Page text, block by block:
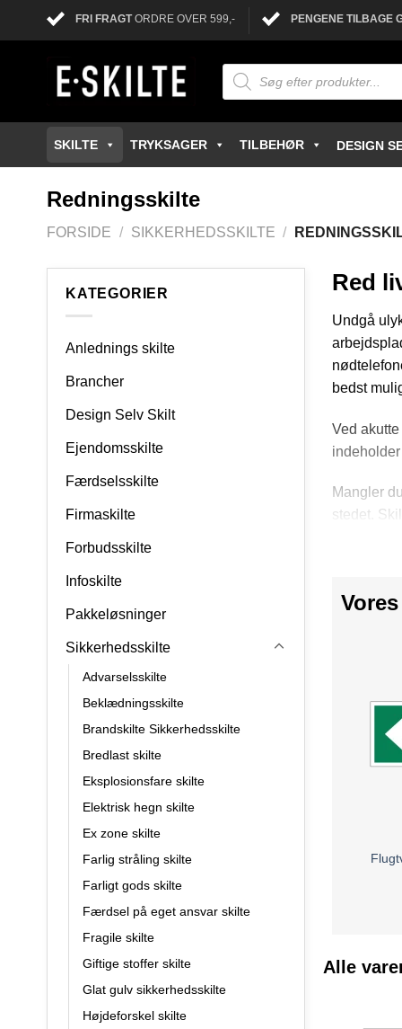
FRI FRAGTORDRE OVER 599,- PENGENE TILBAGE
SKILTE TRYKSAGER TILBEHØR DESIGN
Redningsskilte
FORSIDE / SIKKERHEDSSKILTE /
KATEGORIER
Anlednings skilte
Brancher
Design Selv Skilt
Ejendomsskilte
Færdselsskilte
Firmaskilte
Forbudsskilte
Infoskilte
Pakkeløsninger
Sikkerhedsskilte
Advarselsskilte
Beklædningsskilte
Brandskilte Sikkerhedsskilte
Bredlast skilte
Eksplosionsfare skilte
Elektrisk hegn skilte
Ex zone skilte
Farlig stråling skilte
Farligt gods skilte
Færdsel på eget ansvar skilte
Fragile skilte
Giftige stoffer skilte
Glat gulv sikkerhedsskilte
Højdeforskel skilte
Red
Undgå
bedst
Ved
Mangler
stedet.
Alle